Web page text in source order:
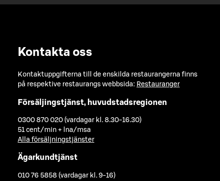
Kontakta oss
Kontaktuppgifterna till de enskilda restaurangerna finns
på respektive restaurangs webbsida: Restauranger
Försäljingstjänst, huvudstadsregionen
0300 870 020 (vardagar kl. 8.30-16.30)
51 cent/min + lna/msa
Alla försäljningstjänster
Ägarkundtjänst
010 76 5858 (vardagar kl. 9-16)